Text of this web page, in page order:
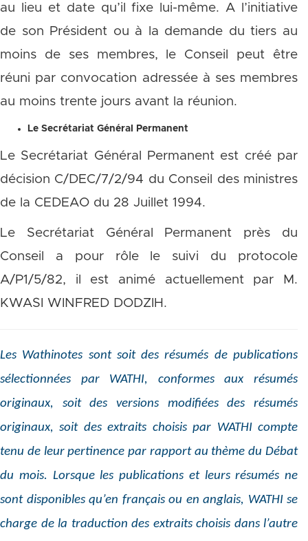
au lieu et date qu’il fixe lui-même. A l’initiative
de son Président ou à la demande du tiers au
moins de ses membres, le Conseil peut être
réuni par convocation adressée à ses membres
au moins trente jours avant la réunion.
Le Secrétariat Général Permanent
Le Secrétariat Général Permanent est créé par
décision C/DEC/7/2/94 du Conseil des ministres
de la CEDEAO du 28 Juillet 1994.
Le Secrétariat Général Permanent près du
Conseil a pour rôle le suivi du protocole
A/P1/5/82, il est animé actuellement par M.
KWASI WINFRED DODZIH.
Les Wathinotes sont soit des résumés de publications
sélectionnées par WATHI, conformes aux résumés
originaux, soit des versions modifiées des résumés
originaux, soit des extraits choisis par WATHI compte
tenu de leur pertinence par rapport au thème du Débat
du mois. Lorsque les publications et leurs résumés ne
sont disponibles qu’en français ou en anglais, WATHI se
charge de la traduction des extraits choisis dans l’autre